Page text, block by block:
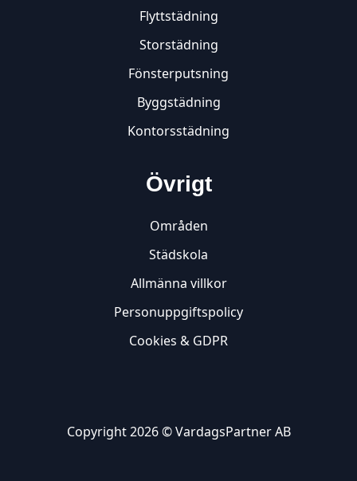
Flyttstädning
Storstädning
Fönsterputsning
Byggstädning
Kontorsstädning
Övrigt
Områden
Städskola
Allmänna villkor
Personuppgiftspolicy
Cookies & GDPR
Copyright 2026 © VardagsPartner AB